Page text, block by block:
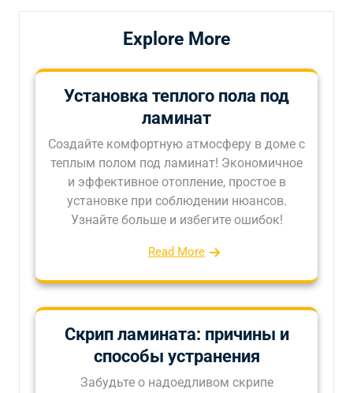
Explore More
Установка теплого пола под
ламинат
Создайте комфортную атмосферу в доме с
теплым полом под ламинат! Экономичное
и эффективное отопление, простое в
установке при соблюдении нюансов.
Узнайте больше и избегите ошибок!
Read More
Скрип ламината: причины и
способы устранения
Забудьте о надоедливом скрипе